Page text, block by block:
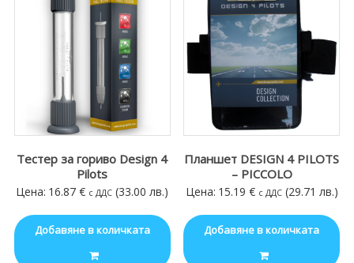
Тестер за гориво Design 4
Pilots
Цена: 16.87€ с ДДС (33.00 лв.)
Добавяне в количката
Планшет DESIGN 4 PILOTS
– PICCOLO
Цена: 15.19 € с ДДС (29.71 лв.)
Добавяне в количката